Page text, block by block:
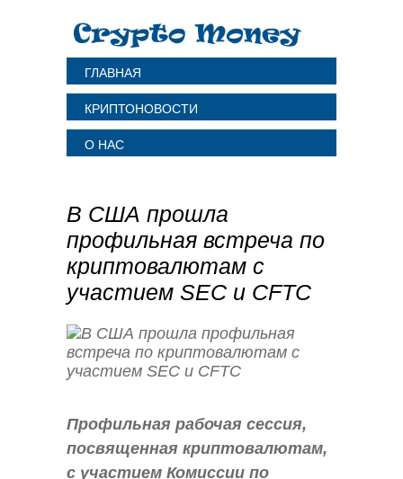
ГЛАВНАЯ
КРИПТОНОВОСТИ
О НАС
В США прошла
профильная встреча по
криптовалютам с
участием SEC и CFTC
Профильная рабочая сессия,
посвященная криптовалютам,
с участием Комиссии по